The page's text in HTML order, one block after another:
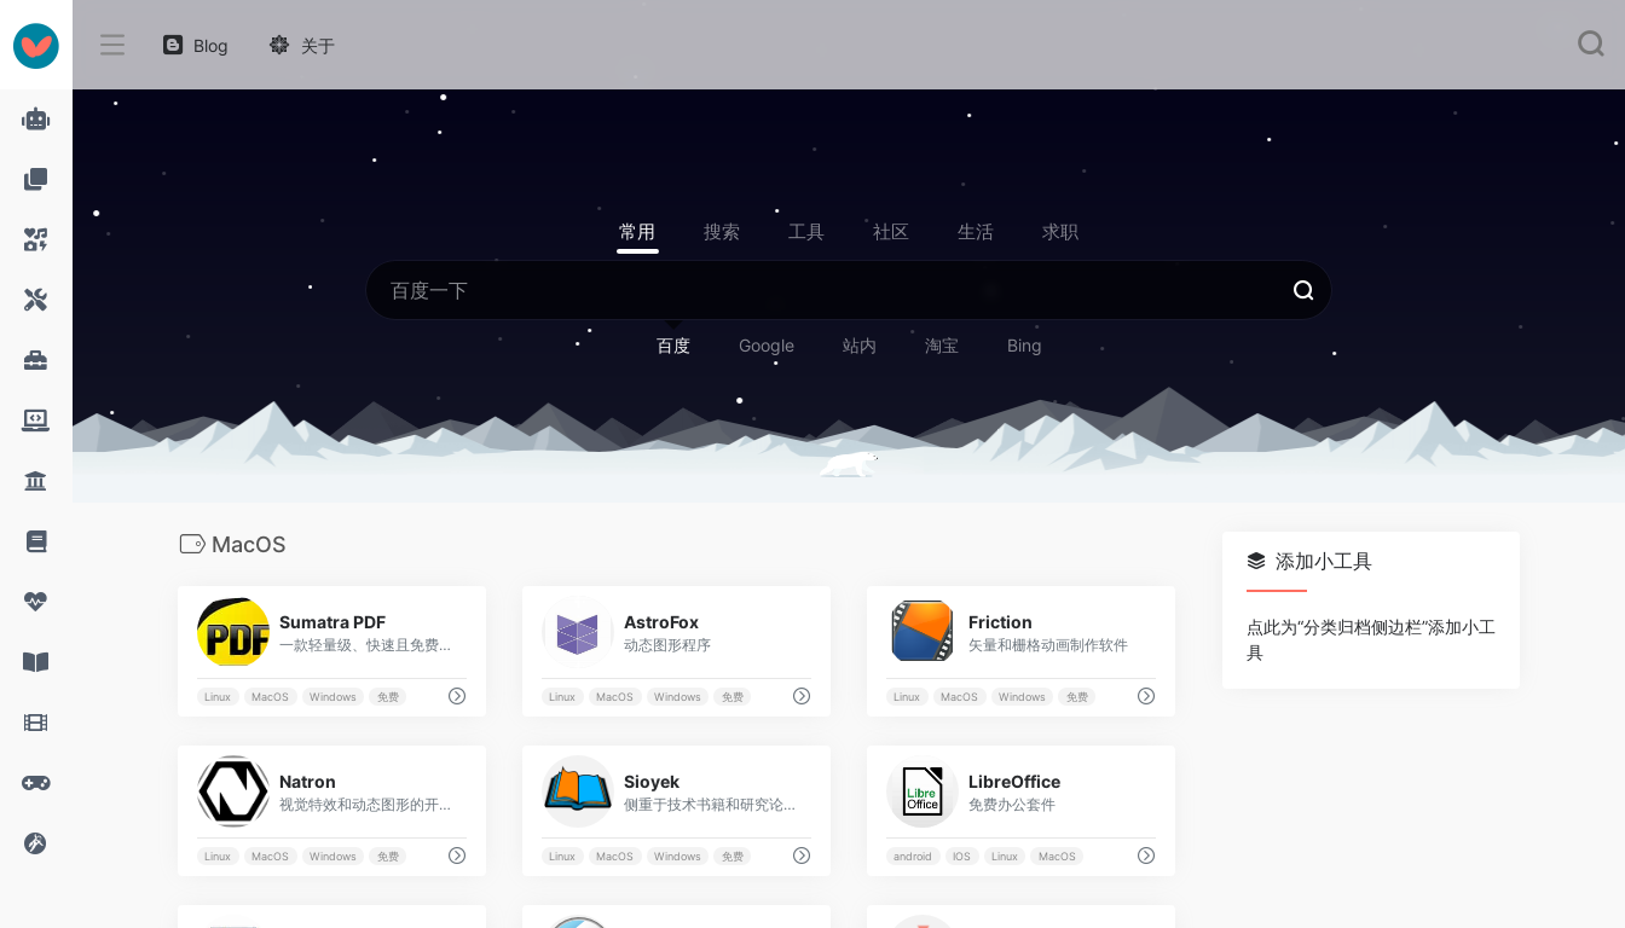
Blog 关于
常用 搜索 工具 社区 生活 求职
百度 Google 站内 淘宝 Bing
MacOS
Sumatra PDF
一款轻量级、快速且免费的PDF阅读器，适合对启动速度和资源占用有要求的用户，尤其适合日常阅读和简单的文档管理需求。
Linux MacOS Windows 免费
AstroFox
动态图形程序
Linux MacOS Windows 免费
Friction
矢量和栅格动画制作软件
Linux MacOS Windows 免费
Natron
视觉特效和动态图形的开源合成软件
Linux MacOS Windows 免费
Sioyek
侧重于技术书籍和研究论文的 PDF 阅读器
Linux MacOS Windows 免费
LibreOffice
免费办公套件
android IOS Linux MacOS
添加小工具
点此为“分类归档侧边栏”添加小工
具